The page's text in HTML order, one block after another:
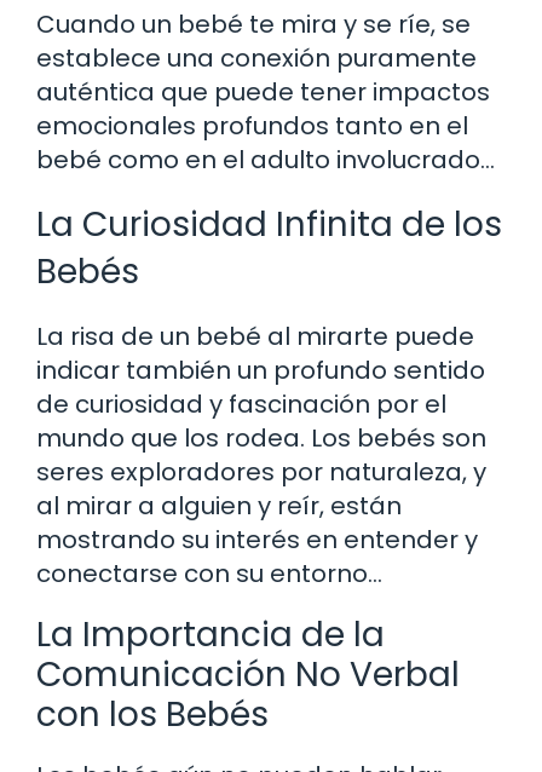
Cuando un bebé te mira y se ríe, se
establece una conexión puramente
auténtica que puede tener impactos
emocionales profundos tanto en el
bebé como en el adulto involucrado…
La Curiosidad Infinita de los
Bebés
La risa de un bebé al mirarte puede
indicar también un profundo sentido
de curiosidad y fascinación por el
mundo que los rodea. Los bebés son
seres exploradores por naturaleza, y
al mirar a alguien y reír, están
mostrando su interés en entender y
conectarse con su entorno…
La Importancia de la
Comunicación No Verbal
con los Bebés